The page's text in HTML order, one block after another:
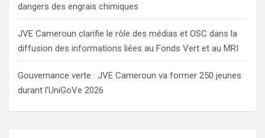
dangers des engrais chimiques
JVE Cameroun clarifie le rôle des médias et OSC dans la
diffusion des informations liées au Fonds Vert et au MRI
Gouvernance verte : JVE Cameroun va former 250 jeunes
durant l’UniGoVe 2026